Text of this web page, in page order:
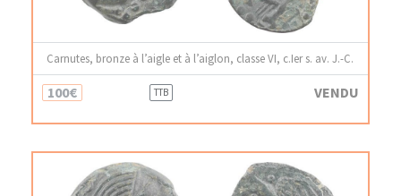
Carnutes, bronze à l’aigle et à l’aiglon, classe VI, c.Ier s. av. J.-C.
100€ TTB VENDU